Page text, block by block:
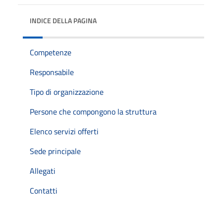
INDICE DELLA PAGINA
Competenze
Responsabile
Tipo di organizzazione
Persone che compongono la struttura
Elenco servizi offerti
Sede principale
Allegati
Contatti